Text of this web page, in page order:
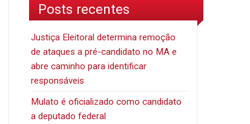
Posts recentes
Justiça Eleitoral determina remoção
de ataques a pré-candidato no MA e
abre caminho para identificar
responsáveis
Mulato é oficializado como candidato
a deputado federal